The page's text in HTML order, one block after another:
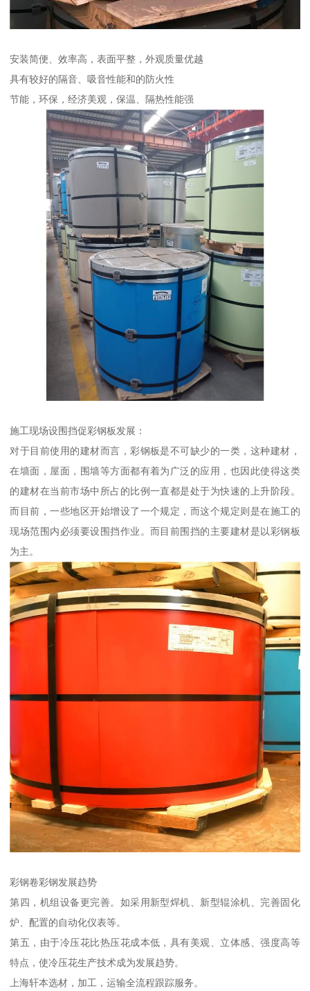
安装简便、效率高，表面平整，外观质量优越
具有较好的隔音、吸音性能和的防火性
节能，环保，经济美观，保温、隔热性能强
施工现场设围挡促彩钢板发展：
对于目前使用的建材而言，彩钢板是不可缺少的一类，这种建材，
在墙面，屋面，围墙等方面都有着为广泛的应用，也因此使得这类
的建材在当前市场中所占的比例一直都是处于为快速的上升阶段。
而目前，一些地区开始增设了一个规定，而这个规定则是在施工的
现场范围内必须要设围挡作业。而目前围挡的主要建材是以彩钢板
为主。
彩钢卷彩钢发展趋势
第四，机组设备更完善。如采用新型焊机、新型辊涂机、完善固化
炉、配置的自动化仪表等。
第五，由于冷压花比热压花成本低，具有美观、立体感、强度高等
特点，使冷压花生产技术成为发展趋势。
上海轩本选材，加工，运输全流程跟踪服务。